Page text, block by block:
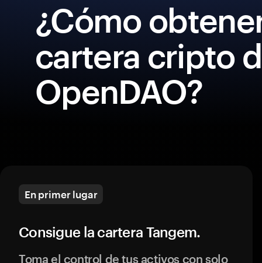
¿Cómo
cartera cripto
OpenDAO?
En primer lugar
Consigue la cartera Tangem.
Toma el control de tus activos con solo